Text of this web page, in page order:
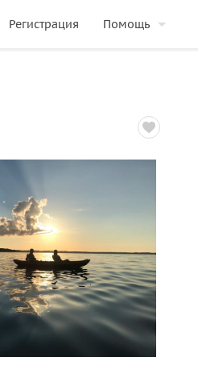
Регистрация Помощь